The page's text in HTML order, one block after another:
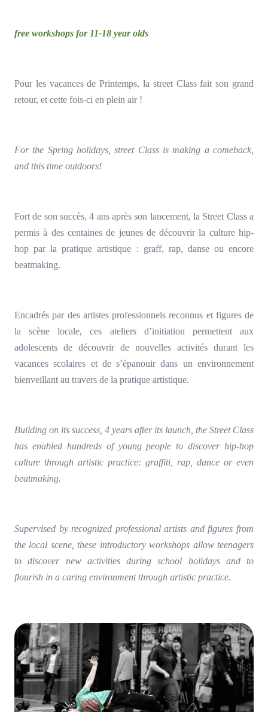
free workshops for 11-18 year olds
Pour les vacances de Printemps, la street Class fait son grand
retour, et cette fois-ci en plein air !
For the Spring holidays, street Class is making a comeback,
and this time outdoors!
Fort de son succès, 4 ans après son lancement, la Street Class a
permis à des centaines de jeunes de découvrir la culture hip-
hop par la pratique artistique : graff, rap, danse ou encore
beatmaking.
Encadrés par des artistes professionnels reconnus et figures de
la scène locale, ces ateliers d’initiation permettent aux
adolescents de découvrir de nouvelles activités durant les
vacances scolaires et de s’épanouir dans un environnement
bienveillant au travers de la pratique artistique.
Building on its success, 4 years after its launch, the Street Class
has enabled hundreds of young people to discover hip-hop
culture through artistic practice: graffiti, rap, dance or even
beatmaking.
Supervised by recognized professional artists and figures from
the local scene, these introductory workshops allow teenagers
to discover new activities during school holidays and to
flourish in a caring environment through artistic practice.